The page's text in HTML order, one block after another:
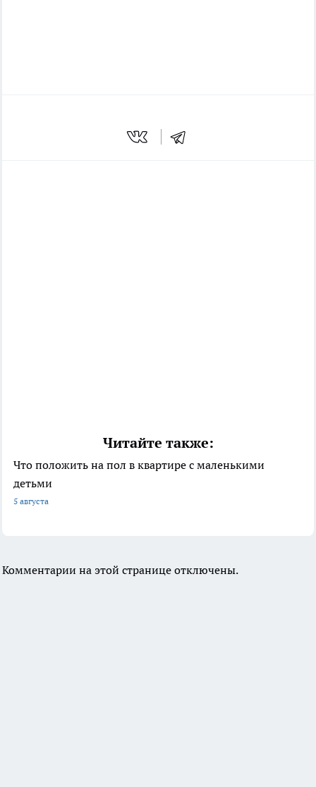
Читайте также:
Что положить на пол в квартире с маленькими
детьми
5 августа
Комментарии на этой странице отключены.